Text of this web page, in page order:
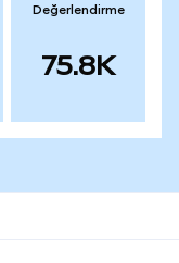
Değerlendirme
75.8K